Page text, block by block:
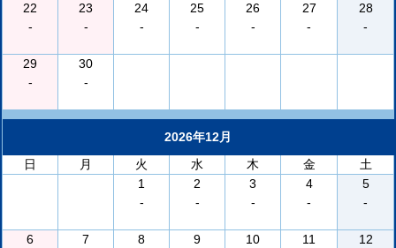
22
-
23
-
24
-
25
-
26
-
27
-
28
-
29
-
30
-
2026年12月
日
月 火 水 木 金
土
1
-
2
-
3
-
4
-
5
-
6
7
8
9
10
11
12